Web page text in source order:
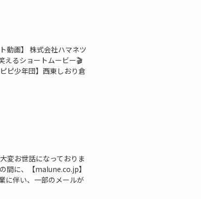
動画】 株式会社ハマネツ
えるショートムービー🎬
ピ少年団】西東しおり倉
変お世話になっておりま
間に、【malune.co.jp】
に伴い、一部のメールが